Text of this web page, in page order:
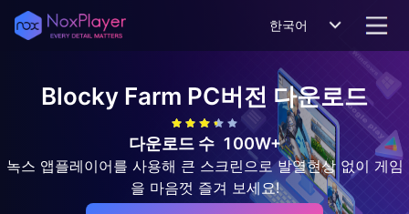
한국어
Blocky Farm PC버전 다운로드
다운로드 수 100W+
녹스 앱플레이어를 사용해 큰 스크린으로 발열현상 없이 게임
을 마음껏 즐겨 보세요!